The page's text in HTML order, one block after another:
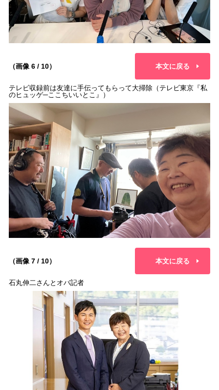
（画像 6 / 10） 本文に戻る
テレビ収録前は友達に手伝ってもらって大掃除（テレビ東京『私
のヒュッゲ─ここちいいとこ』）
（画像 7 / 10） 本文に戻る
石丸伸二さんとオバ記者